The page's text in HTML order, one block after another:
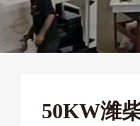
50KW潍